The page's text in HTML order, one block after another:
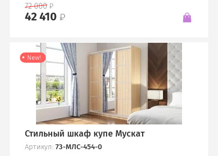
72 000
42 410
New!
Стильный шкаф купе Мускат
Артикул: 73-МЛС-454-0